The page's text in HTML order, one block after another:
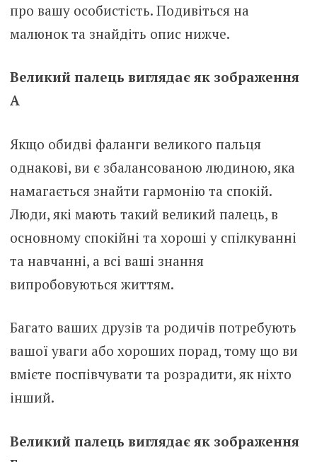
про вашу особистість. Подивіться на
малюнок та знайдіть опис нижче.
Великий палець виглядає як зображення
A
Якщо обидві фаланги великого пальця
однакові, ви є збалансованою людиною, яка
намагається знайти гармонію та спокій.
Люди, які мають такий великий палець, в
основному спокійні та хороші у спілкуванні
та навчанні, а всі ваші знання
випробовуються життям.
Багато ваших друзів та родичів потребують
вашої уваги або хороших порад, тому що ви
вмієте поспівчувати та розрадити, як ніхто
інший.
Великий палець виглядає як зображення